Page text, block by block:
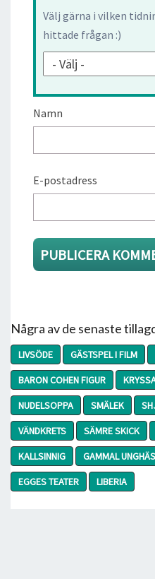
Välj gärna i vilken
hittade frågan :)
Namn
E-postadress
Några av de senaste
LIVSÖDE GÄSTSPEL I FILM
BARON COHEN FIGUR
NUDELSOPPA
SMÄLEK
VÄNDKRETS
SÄMRE SKICK
KALLSINNIG
GAMMAL
EGGES TEATER
LIBERIA